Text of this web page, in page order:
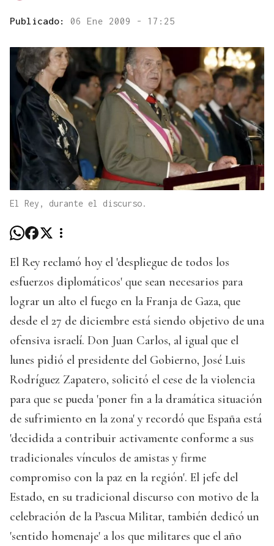
Publicado: 06 Ene 2009 - 17:25
El Rey, durante el discurso.
El Rey reclamó hoy el 'despliegue de todos los
esfuerzos diplomáticos' que sean necesarios para
lograr un alto el fuego en la Franja de Gaza, que
desde el 27 de diciembre está siendo objetivo de una
ofensiva israelí. Don Juan Carlos, al igual que el
lunes pidió el presidente del Gobierno, José Luis
Rodríguez Zapatero, solicitó el cese de la violencia
para que se pueda 'poner fin a la dramática situación
de sufrimiento en la zona' y recordó que España está
'decidida a contribuir activamente conforme a sus
tradicionales vínculos de amistas y firme
compromiso con la paz en la región'. El jefe del
Estado, en su tradicional discurso con motivo de la
celebración de la Pascua Militar, también dedicó un
'sentido homenaje' a los que militares que el año